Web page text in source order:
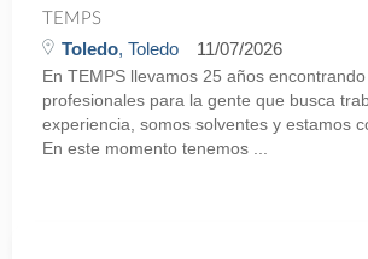
TEMPS
Toledo, Toledo 11/07/2026
En TEMPS llevamos 25 años
profesionales para la gente que busca
experiencia, somos solventes y estamos
En este momento tenemos ...